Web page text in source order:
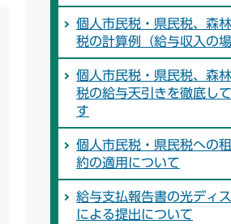
個人市民税・県民税、森
税の計算例（給与収入の場
個人市民税・県民税、森
税の給与天引きを徹底し
す
個人市民税・県民税への
約の適用について
給与支払報告書の光ディ
による提出について